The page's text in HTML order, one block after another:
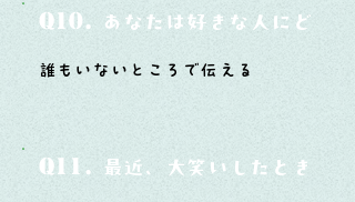
Q10. あなたは好きな人にどう
誰もいないところで伝える
Q11. 最近、大笑いしたときはど